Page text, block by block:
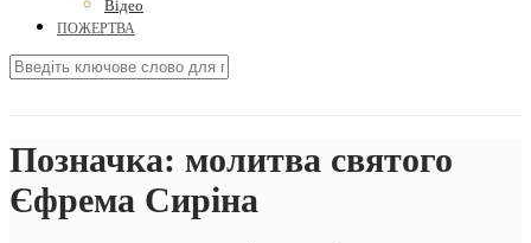
Відео
ПОЖЕРТВА
Позначка: молитва святого
Єфрема Сиріна